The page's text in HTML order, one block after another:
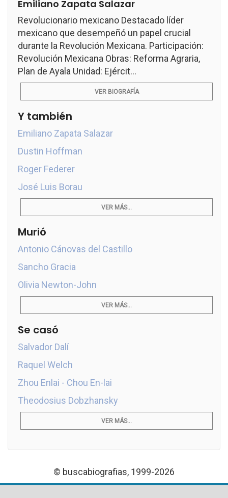
Emiliano Zapata Salazar
Revolucionario mexicano Destacado líder
mexicano que desempeñó un papel crucial
durante la Revolución Mexicana. Participación:
Revolución Mexicana Obras: Reforma Agraria,
Plan de Ayala Unidad: Ejércit...
VER BIOGRAFÍA
Y también
Emiliano Zapata Salazar
Dustin Hoffman
Roger Federer
José Luis Borau
VER MÁS...
Murió
Antonio Cánovas del Castillo
Sancho Gracia
Olivia Newton-John
VER MÁS...
Se casó
Salvador Dalí
Raquel Welch
Zhou Enlai - Chou En-lai
Theodosius Dobzhansky
VER MÁS...
© buscabiografias, 1999-2026